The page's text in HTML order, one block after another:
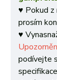
♥ Pokud z
prosím
♥
podívejte